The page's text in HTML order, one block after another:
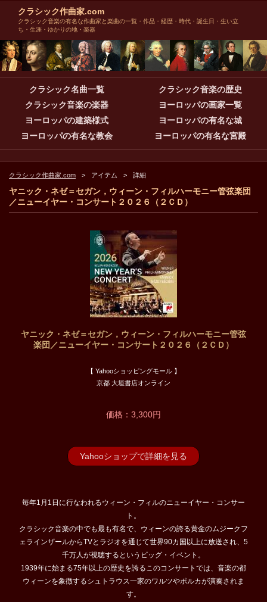
クラシック作曲家.com
クラシック音楽の有名な作曲家と楽曲の一覧・作品・経歴・時代・誕生日・生い立
ち・生涯・ゆかりの地・楽器
クラシック名曲一覧
クラシック音楽の歴史
クラシック音楽の楽器
ヨーロッパの画家一覧
ヨーロッパの建築様式
ヨーロッパの有名な城
ヨーロッパの有名な教会
ヨーロッパの有名な宮殿
クラシック作曲家.com アイテム 詳細
ヤニック・ネゼ＝セガン，ウィーン・フィルハーモニー管弦楽団
／ニューイヤー・コンサート２０２６（２ＣＤ）
ヤニック・ネゼ＝セガン，ウィーン・フィルハーモニー管弦
楽団／ニューイヤー・コンサート２０２６（２ＣＤ）
【 Yahooショッピングモール 】
京都 大垣書店オンライン
価格：3,300円
Yahooショップで詳細を見る
毎年1月1日に行なわれるウィーン・フィルのニューイヤー・コンサー
ト。
クラシック音楽の中でも最も有名で、ウィーンの誇る黄金のムジークフ
ェラインザールからTVとラジオを通じて世界90カ国以上に放送され、5
千万人が視聴するというビッグ・イベント。
1939年に始まる75年以上の歴史を誇るこのコンサートでは、音楽の都
ウィーンを象徴するシュトラウス一家のワルツやポルカが演奏されま
す。